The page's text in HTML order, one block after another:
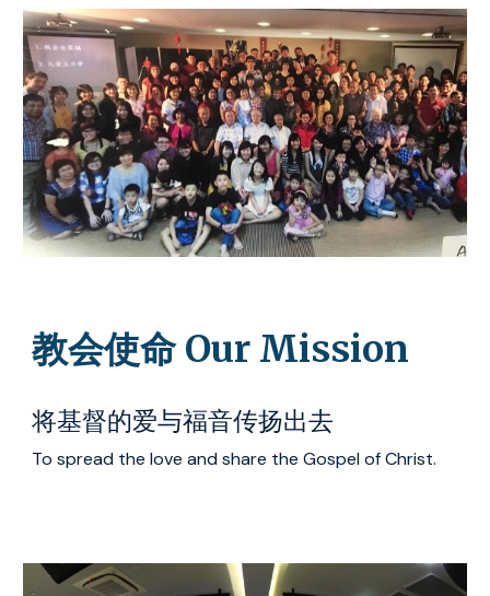
教会使命 Our Mission
将基督的爱与福音传扬出去
To spread the love and share the Gospel of Christ.